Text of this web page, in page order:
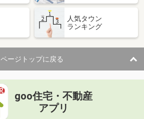
人気タウン
ランキング
ページトップに戻る
goo住宅・不動産
アプリ